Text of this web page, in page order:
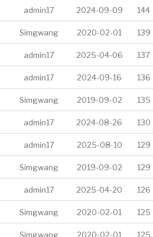
admin17 2024-09-09 144
Simgwang 2020-02-01 139
admin17 2025-04-06 137
admin17 2024-09-16 136
Simgwang 2019-09-02 135
admin17 2024-08-26 130
admin17 2025-08-10 129
Simgwang 2019-09-02 129
admin17 2025-04-20 126
Simgwang 2020-02-01 125
Simgwang 2020-02-01 125